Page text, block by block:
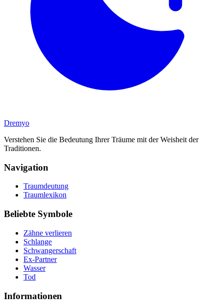
Dremyo
Verstehen Sie die Bedeutung Ihrer Träume mit der Weisheit der
Traditionen.
Navigation
Traumdeutung
Traumlexikon
Beliebte Symbole
Zähne verlieren
Schlange
Schwangerschaft
Ex-Partner
Wasser
Tod
Informationen